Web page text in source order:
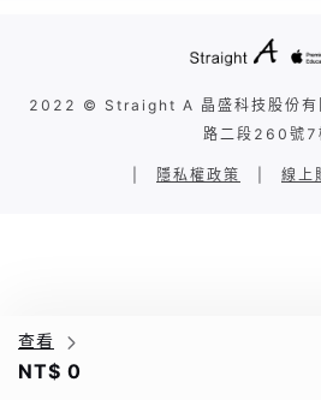
查看
NT$ 0
2022 © Straight A 晶盛科技股份有
路二段260號7
隱私權政策 線上